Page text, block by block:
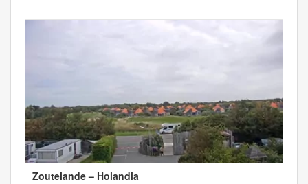
Zoutelande – Holandia